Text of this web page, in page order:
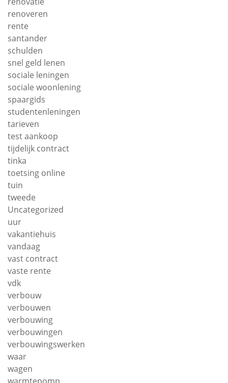
renoveren
rente
santander
schulden
snel geld lenen
sociale leningen
sociale woonlening
spaargids
studentenleningen
tarieven
test aankoop
tijdelijk contract
tinka
toetsing online
tuin
tweede
Uncategorized
uur
vakantiehuis
vandaag
vast contract
vaste rente
vdk
verbouw
verbouwen
verbouwing
verbouwingen
verbouwingswerken
waar
wagen